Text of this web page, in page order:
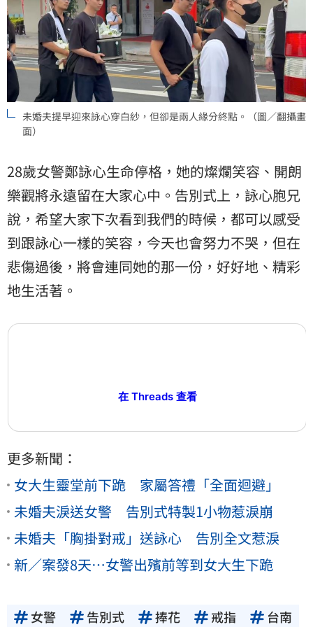
未婚夫提早迎來詠心穿白紗，但卻是兩人緣分終點。（圖／翻攝畫
面）
28歲女警鄭詠心生命停格，她的燦爛笑容、開朗
樂觀將永遠留在大家心中。告別式上，詠心胞兄
說，希望大家下次看到我們的時候，都可以感受
到跟詠心一樣的笑容，今天也會努力不哭，但在
悲傷過後，將會連同她的那一份，好好地、精彩
地生活著。
在 Threads 查看
更多新聞：
女大生靈堂前下跪 家屬答禮「全面迴避」
未婚夫淚送女警 告別式特製1小物惹淚崩
未婚夫「胸掛對戒」送詠心 告別全文惹淚
新／案發8天⋯女警出殯前等到女大生下跪
女警 告別式 捧花 戒指
台南